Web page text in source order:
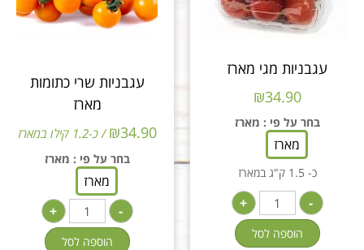
עגבניות מגי מארז
₪34.90
בחר על פי : מארז
מארז
כ- 1.5 ק"ג במארז
-
+
הוספה לסל
עגבניות שרי כתומות
מארז
₪34.90 / כ-1.2 קילו במארז
בחר על פי : מארז
מארז
-
+
הוספה לסל